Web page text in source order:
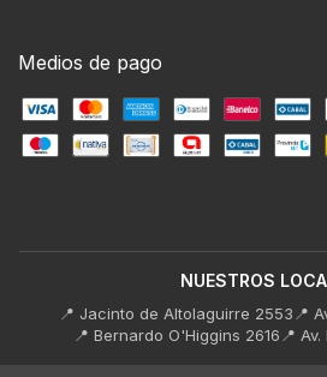
Medios de pago
NUESTROS
📍 Jacinto de Altolaguirre 2553📍
📍 Bernardo O'Higgins 2616📍